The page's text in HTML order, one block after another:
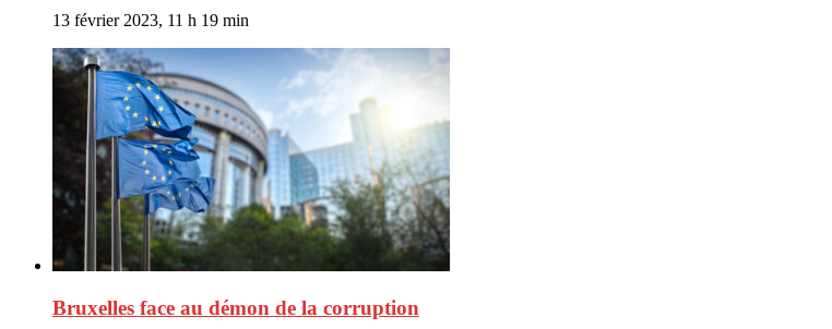
13 février 2023, 11 h 19 min
Bruxelles face au démon de la corruption